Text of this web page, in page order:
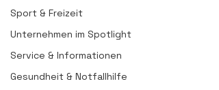
Sport & Freizeit
Unternehmen im Spotlight
Service & Informationen
Gesundheit & Notfallhilfe